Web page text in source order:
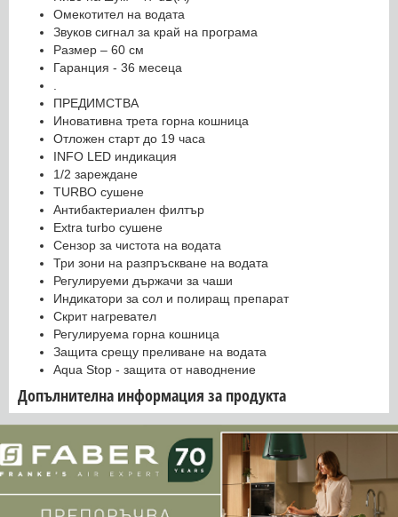
Омекотител на водата
Звуков сигнал за край на програма
Размер – 60 cм
Гаранция - 36 месеца
ПРЕДИМСТВА
Иновативна трета горна кошница
Отложен старт до 19 часа
INFO LED индикация
1/2 зареждане
TURBO сушене
Антибактериален филтър
Extra turbo сушене
Сензор за чистота на водата
Три зони на разпръскване на водата
Регулируеми държачи за чаши
Индикатори за сол и полиращ препарат
Скрит нагревател
Регулируема горна кошница
Защита срещу преливане на водата
Aqua Stop - защита от наводнение
Допълнителна информация за продукта